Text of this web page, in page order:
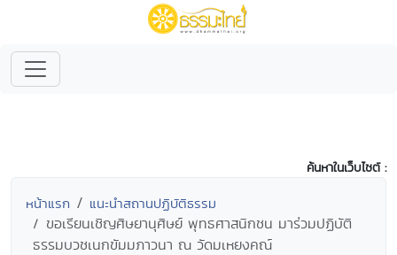
ค้นหาในเว็บไซต์ :
หน้าแรก แนะนำสถานปฏิบัติธรรม
ขอเรียนเชิญศิษยานุศิษย์ พุทธศาสนิกชน มาร่วมปฏิบัติ
ธรรมบวชเนกขัมมภาวนา ณ วัดมเหยงคณ์